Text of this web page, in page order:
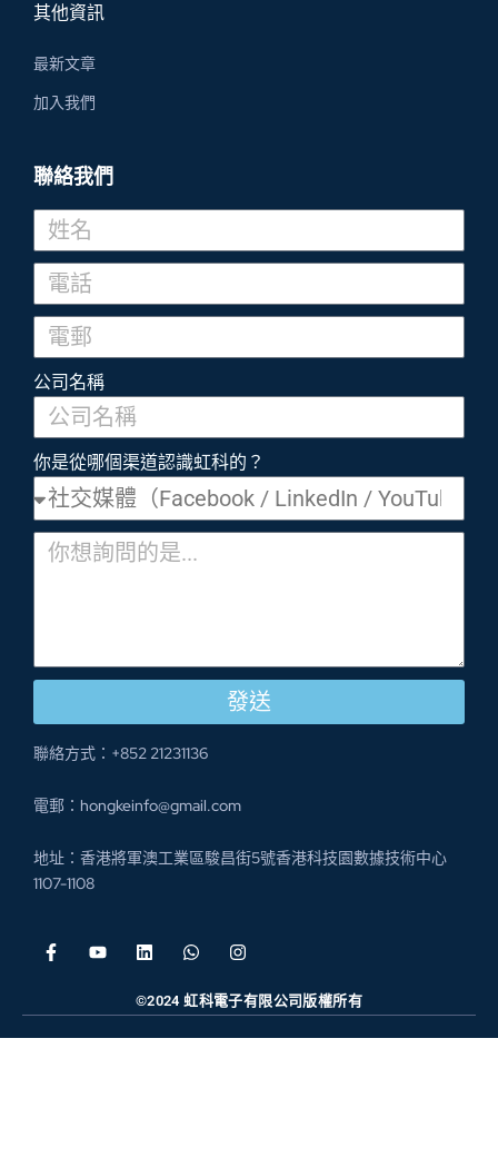
其他資訊
最新文章
加入我們
聯絡我們
公司名稱
你是從哪個渠道認識虹科的？
發送
聯絡方式：+852 21231136
電郵：hongkeinfo@gmail.com
地址：香港將軍澳工業區駿昌街5號香港科技園數據技術中心
1107-1108
©2024 虹科電子有限公司版權所有